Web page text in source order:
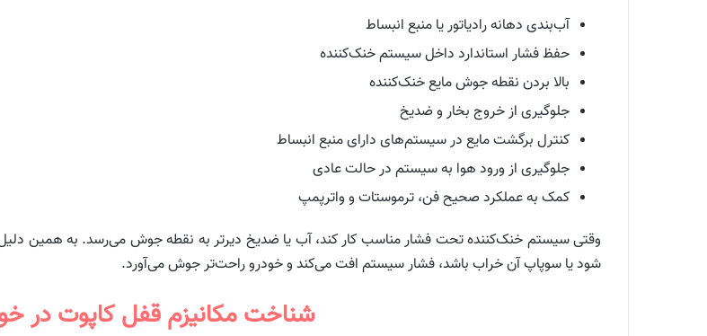
آب‌بندی دهانه رادیاتور یا منبع انبساط
حفظ فشار استاندارد داخل سیستم خنک‌کننده
بالا بردن نقطه جوش مایع خنک‌کننده
جلوگیری از خروج بخار و ضدیخ
کنترل برگشت مایع در سیستم‌های دارای منبع انبساط
جلوگیری از ورود هوا به سیستم در حالت عادی
کمک به عملکرد صحیح فن، ترموستات و واترپمپ
وقتی سیستم خنک‌کننده تحت فشار مناسب کار کند، آب یا ضدیخ دیرتر به نقطه جوش می‌رسد. به همین دلیل
شود یا سوپاپ آن خراب باشد، فشار سیستم افت می‌کند و خودرو راحت‌تر جوش می‌آورد.
شناخت مکانیزم قفل کاپوت در